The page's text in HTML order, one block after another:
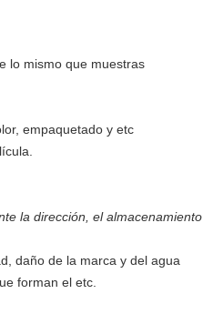
lo mismo que muestras
empaquetado y etc
la dirección, el almacenamiento
daño de la marca y del agua
forman el etc.